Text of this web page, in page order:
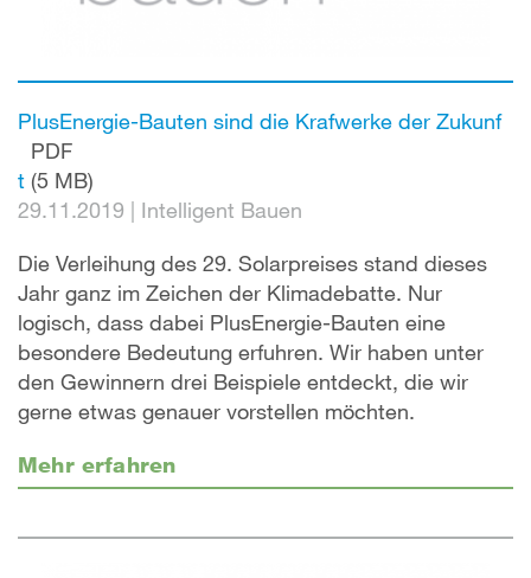
PlusEnergie-Bauten sind die Krafwerke der Zukunf
t
PDF
(5 MB)
29.11.2019 | Intelligent Bauen
Die Verleihung des 29. Solarpreises stand dieses
Jahr ganz im Zeichen der Klimadebatte. Nur
logisch, dass dabei PlusEnergie-Bauten eine
besondere Bedeutung erfuhren. Wir haben unter
den Gewinnern drei Beispiele entdeckt, die wir
gerne etwas genauer vorstellen möchten.
Mehr erfahren